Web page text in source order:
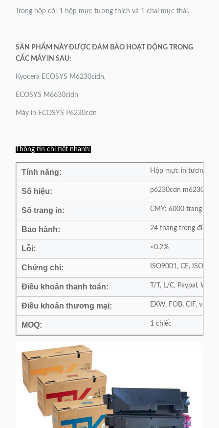
Trong hộp có: 1 hộp mực tương thích và 1 chai mực thải.
SẢN PHẨM NÀY ĐƯỢC ĐẢM BẢO HOẠT ĐỘNG TRONG
CÁC MÁY IN SAU:
Kyocera ECOSYS M6230cidn,
ECOSYS M6630cidn
Máy in ECOSYS P6230cdn
Thông tin chi tiết nhanh:
Tính năng: Hộp mực in tương
Số hiệu: p6230cdn m6230cidn
Số trang in: CMY: 6000 trang K:
Bảo hành: 24 tháng trong điều
Lỗi: <0.2%
Chứng chỉ: ISO9001, CE,
Điều khoản thanh toán: T/T, L/C, Paypal,
Điều khoản thương mại: EXW, FOB, CIF, v.v...
MOQ: 1 chiếc